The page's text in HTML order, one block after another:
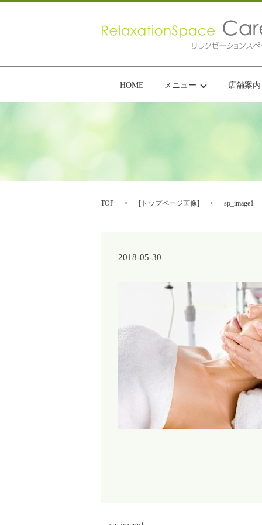
HOME メニュー 店舗案内
TOP [ トップページ画像] sp_image1
2018-05-30